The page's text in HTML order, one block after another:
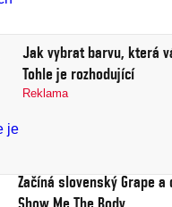
Jak vybrat barvu, která
Tohle je rozhodující
Reklama
Začíná slovenský Grape